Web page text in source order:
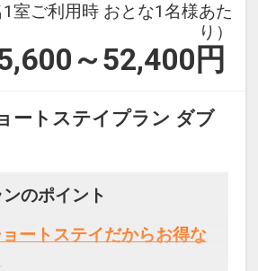
1室ご利用時 おとな1名様あた
り）
～52,400 円
ートステイプラン ダブ
のポイント
ートステイだからお得な